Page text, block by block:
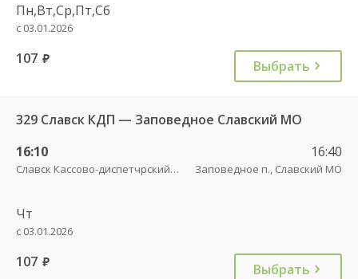
Пн,Вт,Ср,Пт,Сб
с 03.01.2026
107 руб. Выбрать
329 Славск КДП — Заповедное Славский МО
16:10
Славск Кассово-диспетчрский пункт
16:40
Заповедное п., Славский МО
Чт
с 03.01.2026
107 руб. Выбрать